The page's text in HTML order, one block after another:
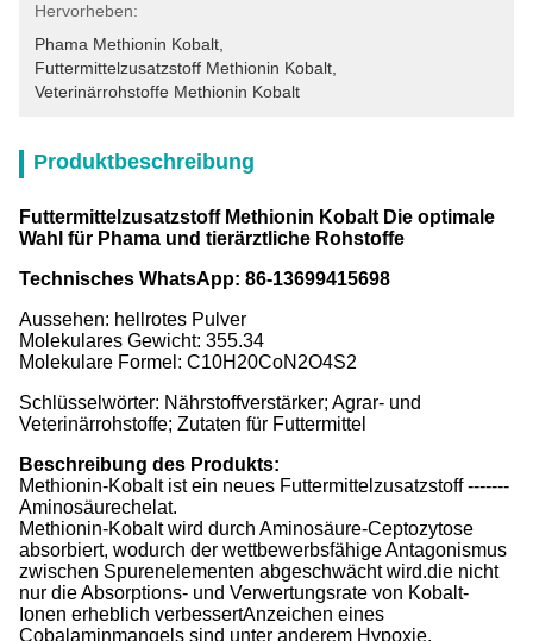
Hervorheben:
Phama Methionin Kobalt
Futtermittelzusatzstoff Methionin Kobalt
Veterinärrohstoffe Methionin Kobalt
Produktbeschreibung
Futtermittelzusatzstoff Methionin Kobalt Die optimale
Wahl für Phama und tierärztliche Rohstoffe
Technisches WhatsApp: 86-13699415698
Aussehen: hellrotes Pulver
Molekulares Gewicht: 355.34
Molekulare Formel: C10H20CoN2O4S2
Schlüsselwörter: Nährstoffverstärker; Agrar- und
Veterinärrohstoffe; Zutaten für Futtermittel
Beschreibung des Produkts:
Methionin-Kobalt ist ein neues Futtermittelzusatzstoff -------
Aminosäurechelat.
Methionin-Kobalt wird durch Aminosäure-Ceptozytose
absorbiert, wodurch der wettbewerbsfähige Antagonismus
zwischen Spurenelementen abgeschwächt wird.die nicht
nur die Absorptions- und Verwertungsrate von Kobalt-
Ionen erheblich verbessertAnzeichen eines
Cobalaminmangels sind unter anderem Hypoxie,